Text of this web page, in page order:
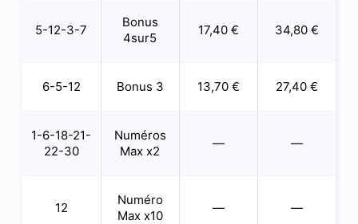
5-12-3-7
Bonus
4sur5
17,40 € 34,80 €
6-5-12 Bonus 3 13,70 € 27,40 €
1-6-18-21-
22-30
Numéros
Max x2
— —
12
Numéro
Max x10
— —